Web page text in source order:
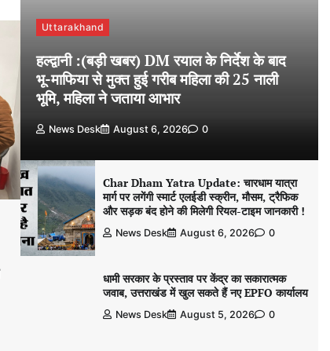
Uttarakhand
हल्द्वानी :(बड़ी खबर) DM रयाल के निर्देश के बाद
भू-माफिया से मुक्त हुई गरीब महिला की 25 नाली
भूमि, महिला ने जताया आभार
News Desk August 6, 2026 0
Char Dham Yatra Update: चारधाम यात्रा
मार्ग पर लगेंगी स्मार्ट एलईडी स्क्रीन, मौसम, ट्रैफिक
और सड़क बंद होने की मिलेगी रियल-टाइम जानकारी !
News Desk August 6, 2026 0
धामी सरकार के प्रस्ताव पर केंद्र का सकारात्मक
जवाब, उत्तराखंड में खुल सकते हैं नए EPFO कार्यालय
News Desk August 5, 2026 0